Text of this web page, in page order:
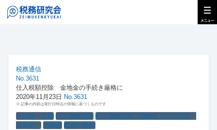
税務通信
No.3631
仕入税額控除 金地金の手続き厳格に
2020年11月23日 No.3631
※ 記事の内容は発行日時点の情報に基づくものです
その他・全般 仕入税額控除 仕入税額控除（課税仕入れの判定・
計算等）
消費税 税務の動向